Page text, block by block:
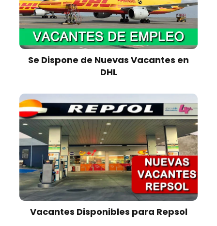
Se Dispone de Nuevas Vacantes en
DHL
Vacantes Disponibles para Repsol